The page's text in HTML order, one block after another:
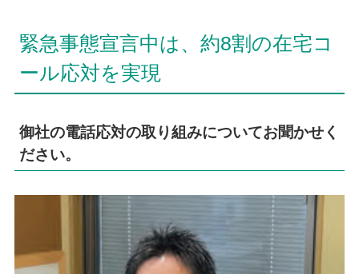
緊急事態宣言中は、約8割の在宅コ
ール応対を実現
御社の電話応対の取り組みについてお聞かせく
ださい。